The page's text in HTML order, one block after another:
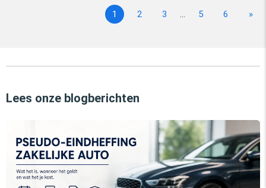
1 2 3 ... 5 6 »
Lees onze blogberichten